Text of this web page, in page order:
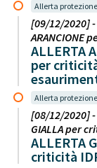
Allerta
[09/12/2020] -
ARANCIONE
ALLERTA
per
Allerta
[08/12/2020] -
GIALLA per
ALLERTA
criticità